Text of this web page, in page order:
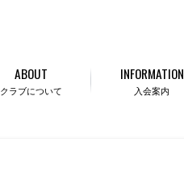
クラブについて
ABOUT
入会案内
INFORMATION